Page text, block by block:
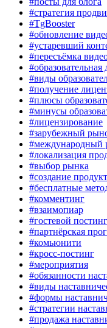
#стратегия
#TgBooster
#обновление
#устаревший
#пересъёмка
#образовательная
#виды
#получение
#плюсы
#минусы
#лицензирование
#зарубежный
#международный
#локализация
#выбор рынка
#создание
#бесплатные
#комментинг
#взаимопиар
#гостевой постинг
#партнёрская
#комьюнити
#кросс-постинг
#мероприятия
#обязанности
#виды
#формы
#стратегии
#продажа